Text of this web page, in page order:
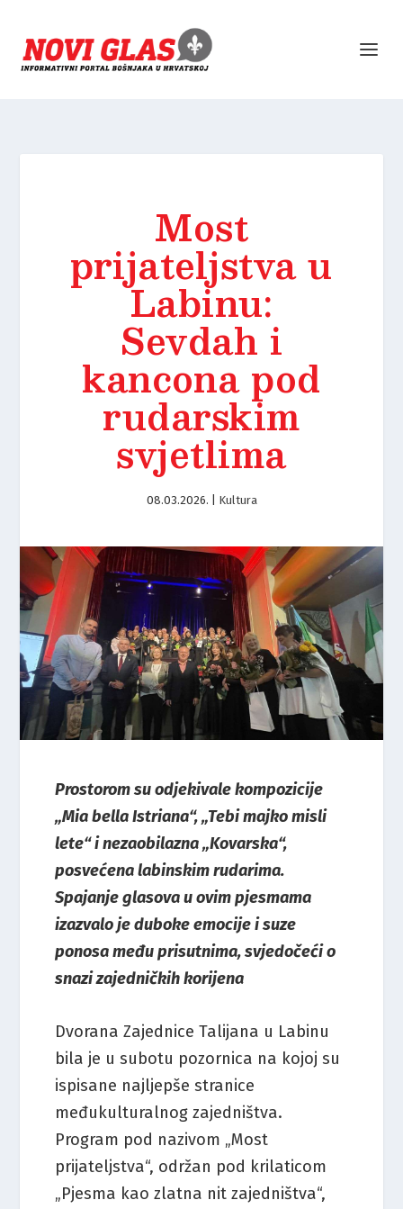
Most
prijateljstva u
Labinu:
Sevdah i
kancona pod
rudarskim
svjetlima
08.03.2026. Kultura
Prostorom su odjekivale kompozicije
„Mia bella Istriana“, „Tebi majko misli
lete“ i nezaobilazna „Kovarska“,
posvećena labinskim rudarima.
Spajanje glasova u ovim pjesmama
izazvalo je duboke emocije i suze
ponosa među prisutnima, svjedočeći o
snazi zajedničkih korijena
Dvorana Zajednice Talijana u Labinu
bila je u subotu pozornica na kojoj su
ispisane najljepše stranice
međukulturalnog zajedništva.
Program pod nazivom „Most
prijateljstva“, održan pod krilaticom
„Pjesma kao zlatna nit zajedništva“,